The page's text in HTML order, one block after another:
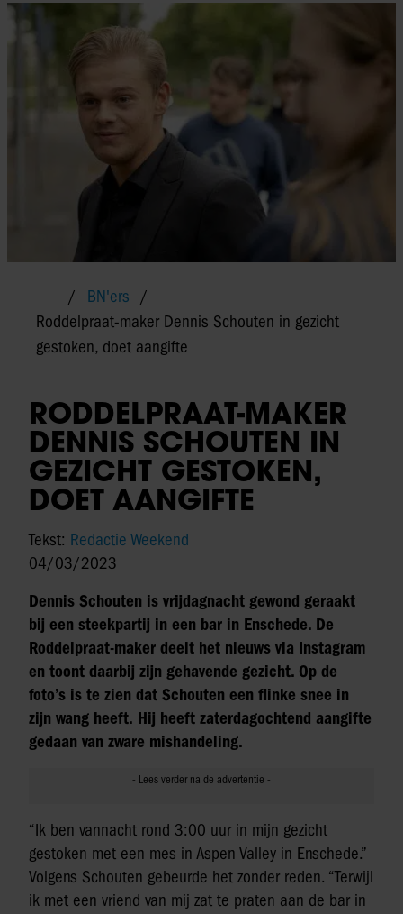
BN'ers
Roddelpraat-maker Dennis Schouten in gezicht
gestoken, doet aangifte
RODDELPRAAT-MAKER
DENNIS SCHOUTEN IN
GEZICHT GESTOKEN,
DOET AANGIFTE
Tekst: Redactie Weekend
04/03/2023
Dennis Schouten is vrijdagnacht gewond geraakt
bij een steekpartij in een bar in Enschede. De
Roddelpraat-maker deelt het nieuws via Instagram
en toont daarbij zijn gehavende gezicht. Op de
foto’s is te zien dat Schouten een flinke snee in
zijn wang heeft. Hij heeft zaterdagochtend aangifte
gedaan van zware mishandeling.
“Ik ben vannacht rond 3:00 uur in mijn gezicht
gestoken met een mes in Aspen Valley in Enschede.”
Volgens Schouten gebeurde het zonder reden. “Terwijl
ik met een vriend van mij zat te praten aan de bar in